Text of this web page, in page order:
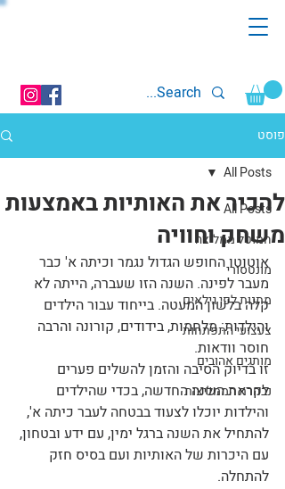
פוסט
All Posts
חמוטל ממליצה
מונטסורי
מתנות לפי גילאים
צעצועי התפתחות
מותגים אהובים
נבחרת הממליצות
All Posts
להכיר את האותיות באמצעות
משחק וחוויה
אוטוטו החופש הגדול נגמר וכיתה א' כבר
מעבר לפינה. השנה הזו שעברה, הייתה לא
קלה בלשון המעטה. בייחוד עבור הילדים
והילדות: מלחמות, בידודים, קורונה והרבה
חוסר וודאות.
זו בדיוק הסיבה והזמן להשלים פערים
לקראת השנה החדשה, בכדי שהילדים
והילדות יוכלו לצעוד בבטחה לעבר כיתה א',
להתחיל את השנה ברגל ימין, עם ידע ובטחון,
עם היכרות של האותיות ועם בסיס חזק
להתחלה.